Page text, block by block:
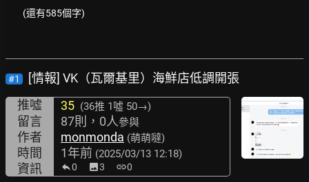
(還有585個字)
#1
[情報] VK（瓦爾基里）海鮮店低調開張
推噓
35 (36推 1噓 50→)
留言 87則，0人參與
作者 monmonda (萌萌噠)
時間 1年前 (2025/03/13 12:18)
資訊 0 image3 link0